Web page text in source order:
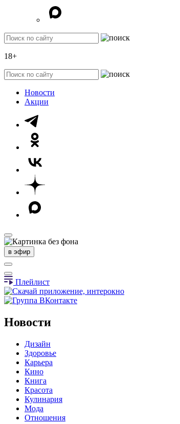
18+
Новости
Акции
в эфир
Плейлист
Новости
Дизайн
Здоровье
Карьера
Кино
Книга
Красота
Кулинария
Мода
Отношения